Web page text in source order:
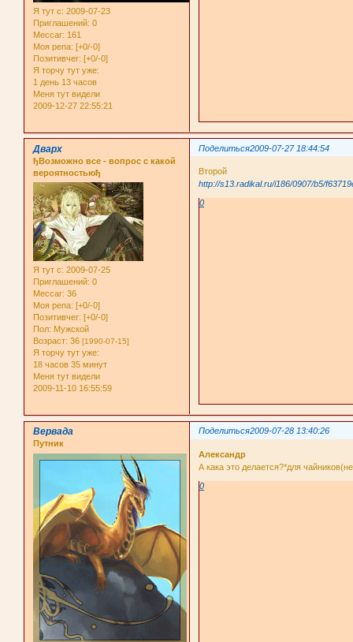
Я тут с: 2009-07-23
Приглашений: 0
Мессаг: 161
Моя репа: [+0/-0]
Позитивчег: [+0/-0]
Я торчу тут уже:
1 день 13 часов
Меня тут видели
2009-12-27 22:55:21
Поделиться2009-07-27 18:44:54
Дварх
ђВозможно все - вопрос с какой
вероятностьюђ
Я тут с: 2009-07-25
Приглашений: 0
Мессаг: 36
Моя репа: [+0/-0]
Позитивчег: [+0/-0]
Пол: Мужской
Возраст: 36 [1990-07-15]
Я торчу тут уже:
18 часов 35 минут
Меня тут видели
2009-11-10 16:55:59
Второй
http://s13.radikal.ru/i186/0907/b5/
0
Поделиться2009-07-28 13:40:26
Вервада
Путник
Александр
А кака это делается?*для
0